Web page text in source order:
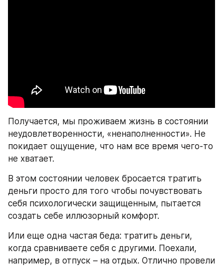
Получается, мы проживаем жизнь в состоянии
неудовлетворенности, «ненаполненности». Не
покидает ощущение, что нам все время чего-то
не хватает.
В этом состоянии человек бросается тратить
деньги просто для того чтобы почувствовать
себя психологически защищенным, пытается
создать себе иллюзорный комфорт.
Или еще одна частая беда: тратить деньги,
когда сравниваете себя с другими. Поехали,
например, в отпуск – на отдых. Отлично провели